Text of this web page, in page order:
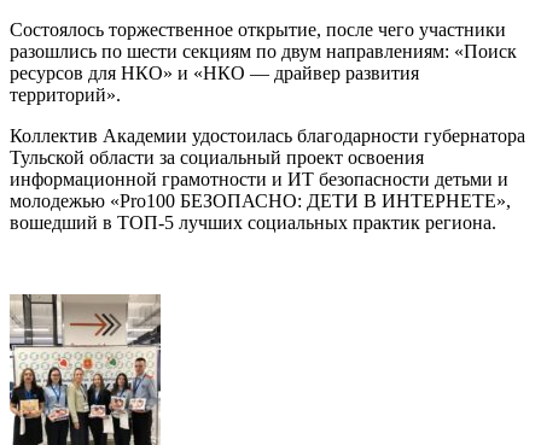
Состоялось торжественное открытие, после чего участники
разошлись по шести секциям по двум направлениям: «Поиск
ресурсов для НКО» и «НКО — драйвер развития
территорий».
Коллектив Академии удостоилась благодарности губернатора
Тульской области за социальный проект освоения
информационной грамотности и ИТ безопасности детьми и
молодежью «Pro100 БЕЗОПАСНО: ДЕТИ В ИНТЕРНЕТЕ»,
вошедший в ТОП-5 лучших социальных практик региона.